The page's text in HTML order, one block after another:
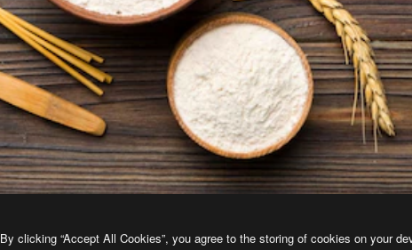
By clicking “Accept All Cookies”, you agree to the storing of cookies on your